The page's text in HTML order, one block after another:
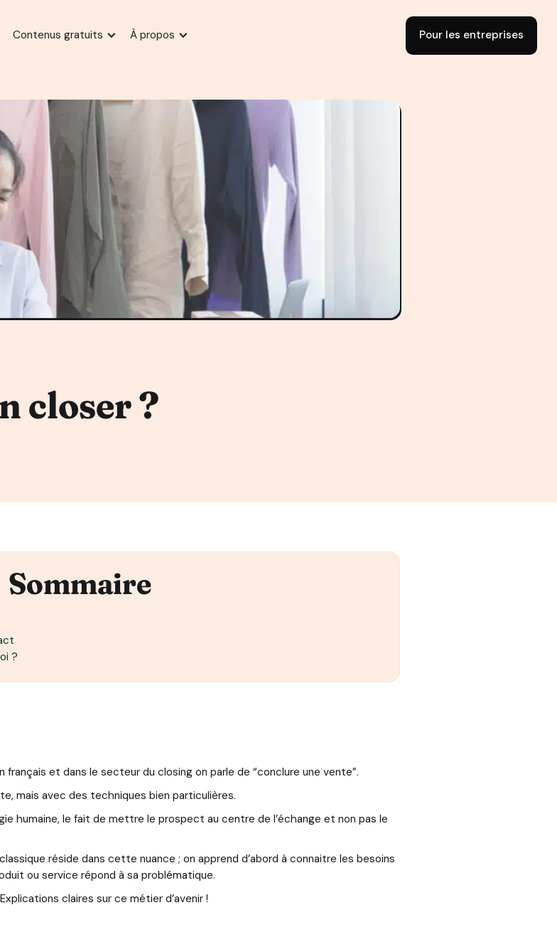
Contenus gratuits À propos Pour les entreprises
closer ?
Sommaire
?
français et dans le secteur du closing on parle de “conclure une vente”.
mais avec des techniques bien particulières.
humaine, le fait de mettre le prospect au centre de l’échange et non pas le
réside dans cette nuance ; on apprend d’abord à connaitre les besoins
ou service répond à sa problématique.
claires sur ce métier d’avenir !